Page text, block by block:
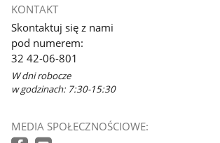
KONTAKT
Skontaktuj się z nami
pod numerem:
32 42-06-801
W dni robocze
w godzinach: 7:30-15:30
MEDIA SPOŁECZNOŚCIOWE: